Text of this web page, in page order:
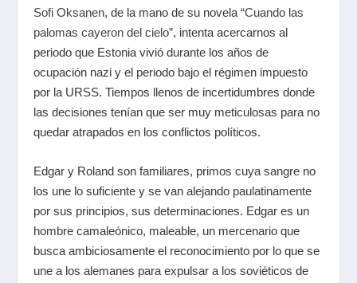
Sofi Oksanen, de la mano de su novela“Cuando las
palomas cayeron del cielo”, intenta acercarnos al
periodo que Estonia vivió durante los años de
ocupación nazi y el periodo bajo el régimen impuesto
por la URSS. Tiempos llenos de incertidumbres donde
las decisiones tenían que ser muy meticulosas para no
quedar atrapados en los conflictos políticos.
Edgar y Roland son familiares, primos cuya sangre no
los une lo suficiente y se van alejando paulatinamente
por sus principios, sus determinaciones. Edgar es un
hombre camaleónico, maleable, un mercenario que
busca ambiciosamente el reconocimiento por lo que se
une a los alemanes para expulsar a los soviéticos de